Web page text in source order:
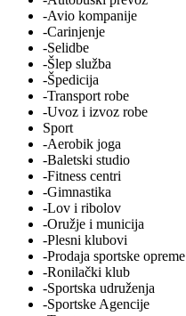
-Avio kompanije
-Carinjenje
-Selidbe
-Šlep služba
-Špedicija
-Transport robe
-Uvoz i izvoz robe
Sport
-Aerobik joga
-Baletski studio
-Fitness centri
-Gimnastika
-Lov i ribolov
-Oružje i municija
-Plesni klubovi
-Prodaja sportske opreme
-Ronilački klub
-Sportska udruženja
-Sportske Agencije